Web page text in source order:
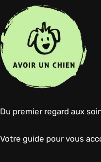
Du premier regard aux
Votre guide pour vous